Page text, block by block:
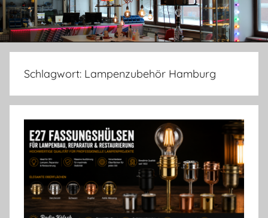
Schlagwort: Lampenzubehör Hamburg